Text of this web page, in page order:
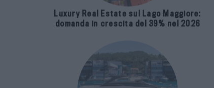
Luxury Real Estate sul Lago Maggiore:
domanda in crescita del 39% nel 2026